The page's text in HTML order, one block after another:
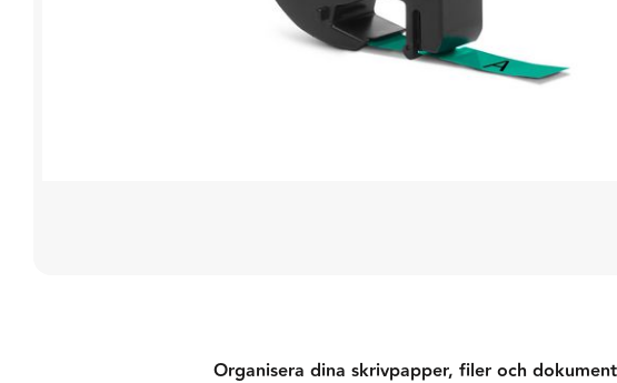
Organisera dina skrivpapper, filer och